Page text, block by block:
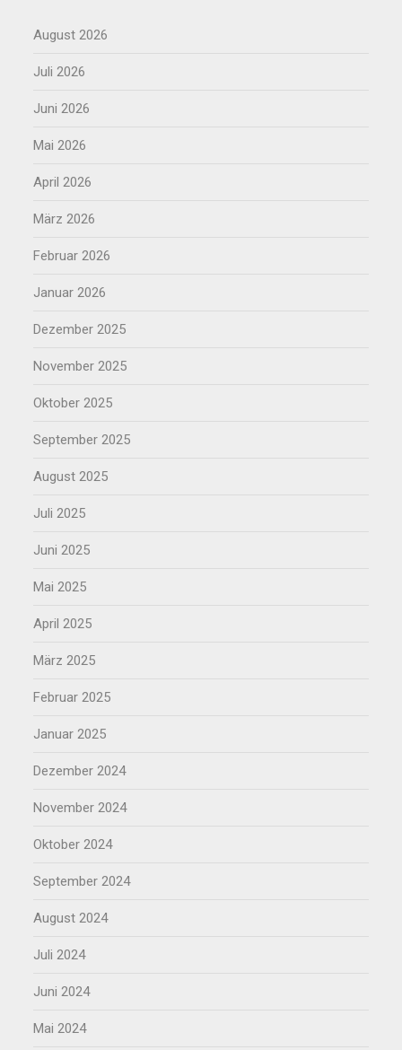
August 2026
Juli 2026
Juni 2026
Mai 2026
April 2026
März 2026
Februar 2026
Januar 2026
Dezember 2025
November 2025
Oktober 2025
September 2025
August 2025
Juli 2025
Juni 2025
Mai 2025
April 2025
März 2025
Februar 2025
Januar 2025
Dezember 2024
November 2024
Oktober 2024
September 2024
August 2024
Juli 2024
Juni 2024
Mai 2024